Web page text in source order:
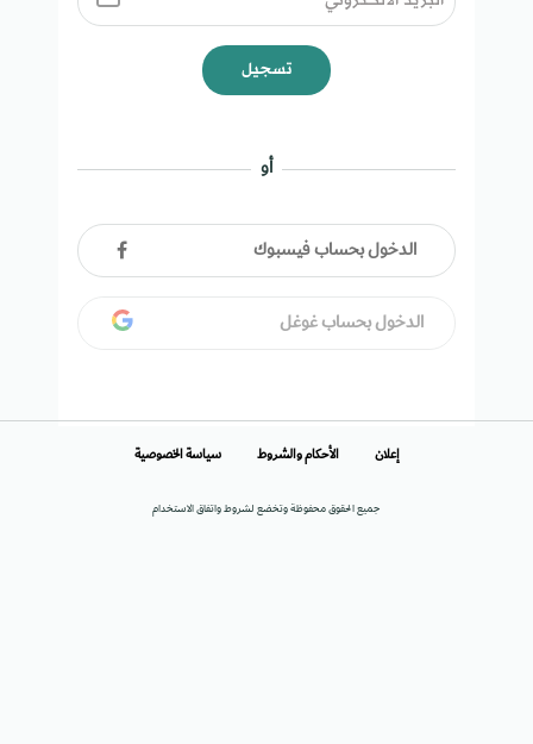
تسجيل
أو
الدخول بحساب فيسبوك
الدخول بحساب غوغل
جميع الحقوق محفوظة وتخضع لشروط واتفاق الاستخدام
إعلان الأحكام والشروط سياسة الخصوصية